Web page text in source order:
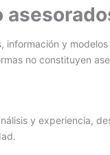
información y
no constituyen
y experiencia,